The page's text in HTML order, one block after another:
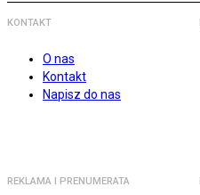
KONTAKT
O nas
Kontakt
Napisz do nas
REKLAMA I PRENUMERATA